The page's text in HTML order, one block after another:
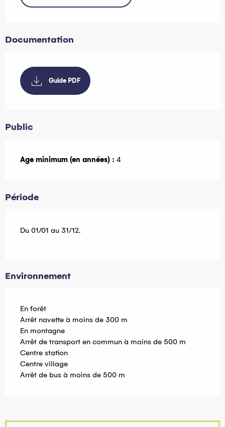
Documentation
Guide PDF
Public
Age minimum (en années) : 4
Période
Du 01/01 au 31/12.
Environnement
En forêt
Arrêt navette à moins de 300 m
En montagne
Arrêt de transport en commun à moins de 500 m
Centre station
Centre village
Arrêt de bus à moins de 500 m